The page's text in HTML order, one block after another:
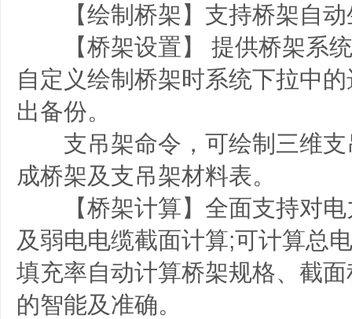
【绘制桥架】支持桥架自动
【桥架设置】 提供桥架系统
自定义绘制桥架时系统下拉中
出备份。
支吊架命令，可绘制三维支
成桥架及支吊架材料表。
【桥架计算】全面支持对电
及弱电电缆截面计算;可计算总
填充率自动计算桥架规格、截
的智能及准确。